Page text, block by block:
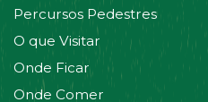
Percursos Pedestres
O que Visitar
Onde Ficar
Onde Comer